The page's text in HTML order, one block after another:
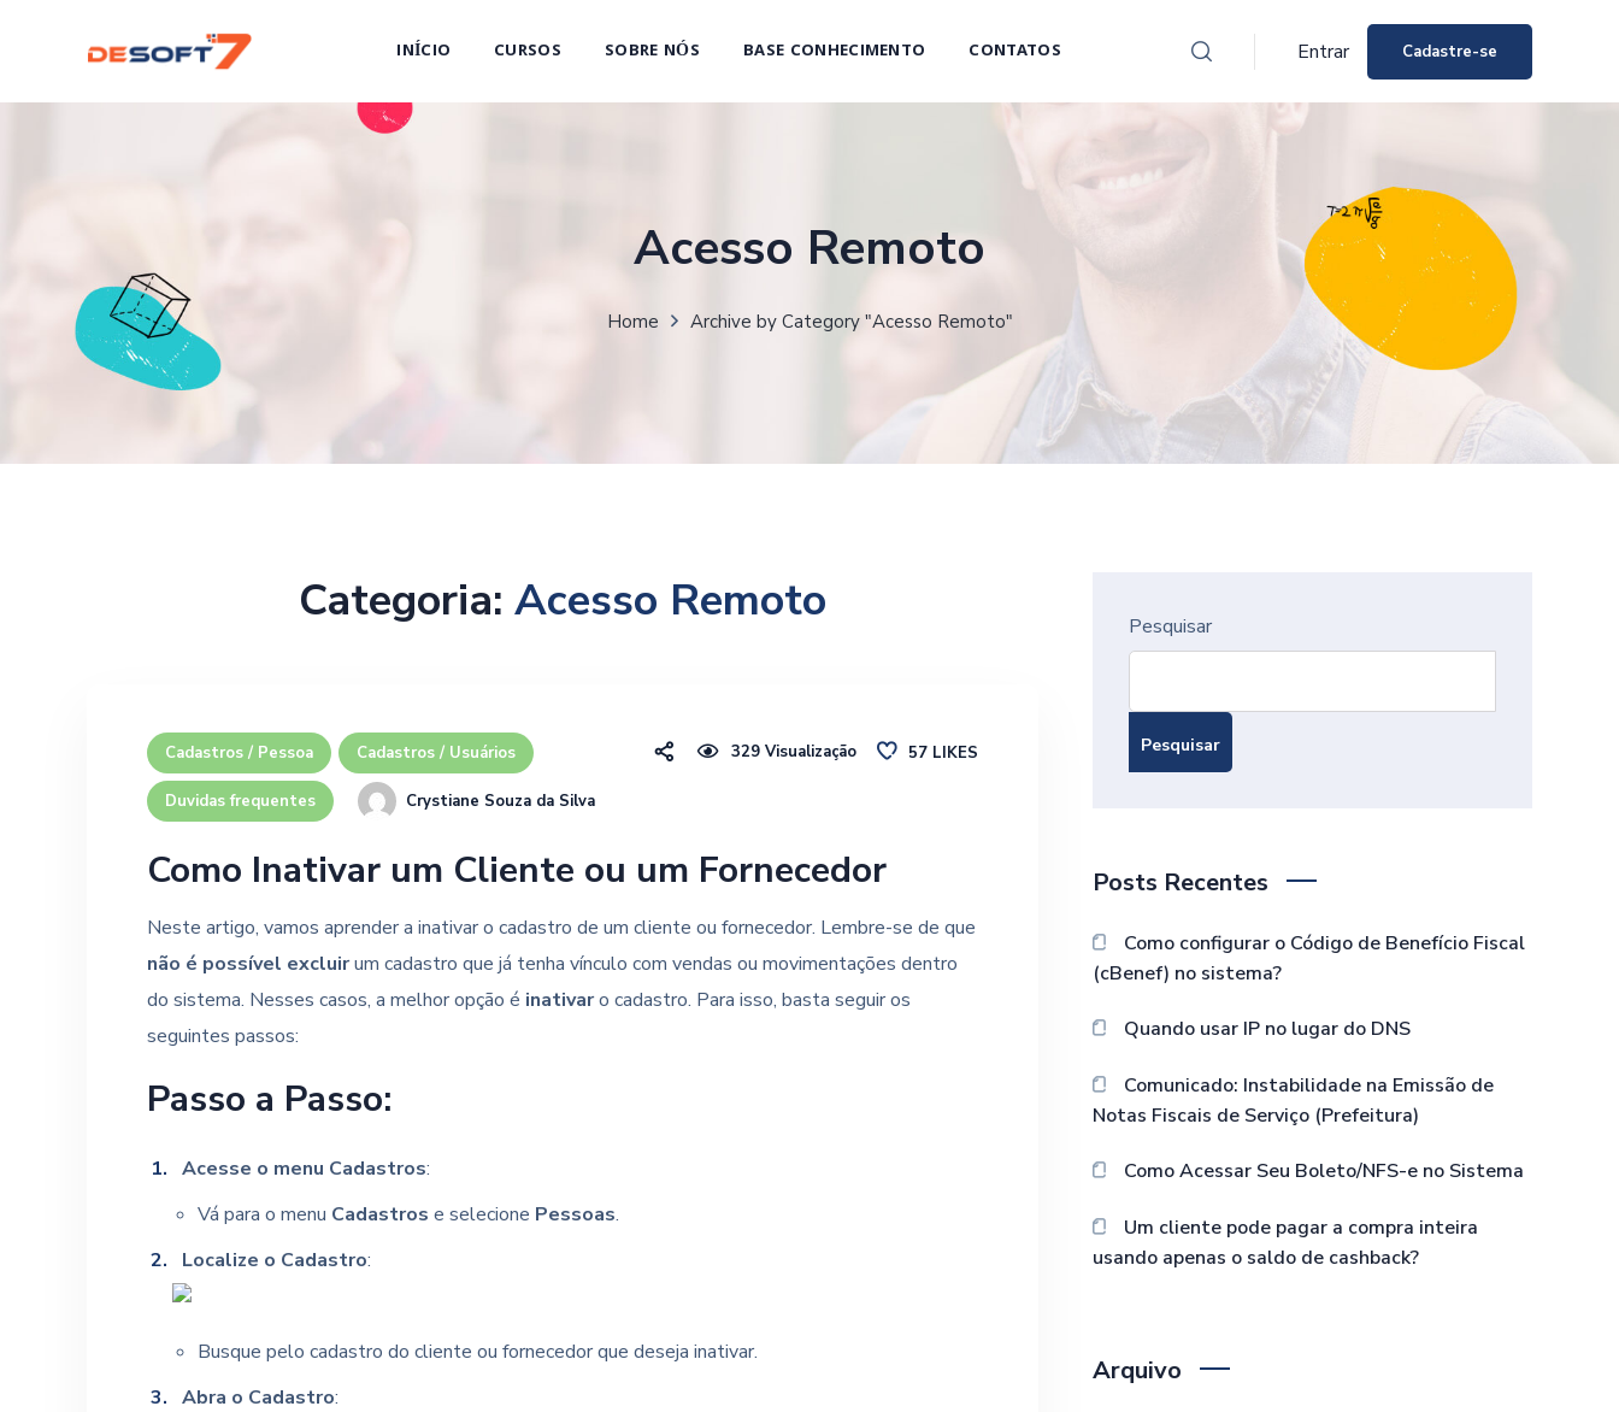
INÍCIO CURSOS SOBRE NÓS BASE CONHECIMENTO CONTATOS Entrar Cadastre-se
Acesso Remoto
Home Archive by Category "Acesso Remoto"
Categoria: Acesso Remoto
Cadastros / Pessoa Cadastros / Usuários
Duvidas frequentes Crystiane Souza da Silva
329Visualização 57 LIKES
Como Inativar um Cliente ou um Fornecedor
Neste artigo, vamos aprender a inativar o cadastro de um cliente ou fornecedor. Lembre-se de que
não é possível excluirum cadastro que já tenha vínculo com vendas ou movimentações dentro
do sistema. Nesses casos, a melhor opção é inativaro cadastro. Para isso, basta seguir os
seguintes passos:
Passo a Passo:
Acesse o menu Cadastros:
Vá para o menu Cadastros e selecione Pessoas.
Localize o Cadastro:
Busque pelo cadastro do cliente ou fornecedor que deseja inativar.
Abra o Cadastro:
Pesquisar
Pesquisar
Posts Recentes
Como configurar o Código de Benefício Fiscal
(cBenef) no sistema?
Quando usar IP no lugar do DNS
Comunicado: Instabilidade na Emissão de
Notas Fiscais de Serviço (Prefeitura)
Como Acessar Seu Boleto/NFS-e no Sistema
Um cliente pode pagar a compra inteira
usando apenas o saldo de cashback?
Arquivo